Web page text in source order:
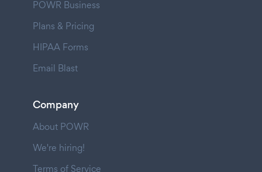
POWR Business
Plans & Pricing
HIPAA Forms
Email Blast
Company
About POWR
We're hiring!
Terms of Service